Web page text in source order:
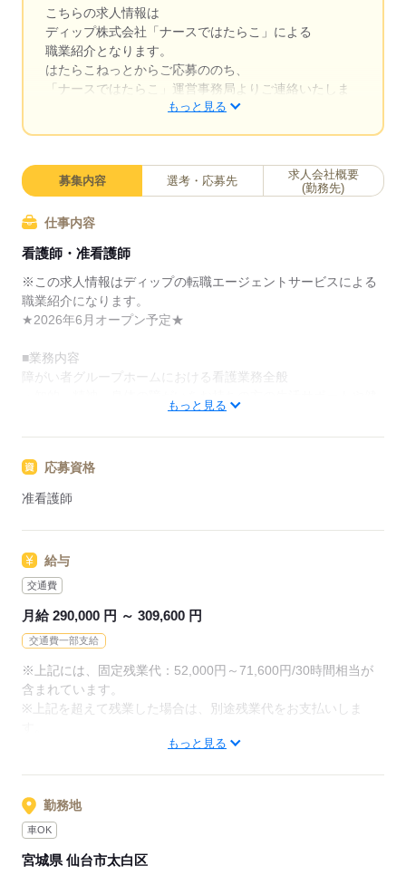
こちらの求人情報は
ディップ株式会社「ナースではたらこ」による
職業紹介となります。
はたらこねっとからご応募ののち、
「ナースではたらこ」運営事務局よりご連絡いたしま
求職中の看護師さんの転職を専任の
キャリアアドバイザーが入職まで無料でサポートいた
日本最大級の求人情報の中からぴったりな求人をご紹
介。
履歴書作成のアドバイスや面接日の調整だけでなく、
お給料、お休み、入職時期の交渉もサポートします。
【もちろん無料】
費用は一切かかりません。
もっと見る
募集内容 選考・応募先
求人会社概要
(勤務先)
仕事内容
看護師・准看護師
※この求人情報はディップの転職エージェントサービスによる
職業紹介になります。
★2026年6月オープン予定★
■業務内容
障がい者グループホームにおける看護業務全般
・基本的な医療対応（バイタルチェック、褥瘡処置、胃ろう、
・利用者様の見守り、支援（食事・入浴・排泄介助等）
・事務作業
添ったケアができます。
◎夏季休暇、冬季休暇がありますので、ワークライフバランス
◎全国に300カ所以上のグループホームを運営されていて、研修
体制や業務の体制が整っています。
応募する
もっと見る
応募資格
准看護師
給与
交通費
月給 290,000 円 ～ 309,600 円
交通費一部支給
※上記には、固定残業代：52,000円～71,600円/30時間相当が
含まれています。
※上記を超えて残業した場合は、別途残業代をお支払いしま
※月給には上記手当を一律含みます
もっと見る
勤務地
車OK
宮城県 仙台市太白区